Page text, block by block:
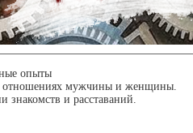
опыты
отношениях мужчины и женщины.
знакомств и расставаний.